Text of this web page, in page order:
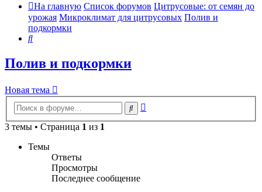
На главную Список форумов Цитрусовые: от семян до
урожая Микроклимат для цитрусовых Полив и
подкормки
Поиск
Полив и подкормки
Новая тема
Поиск
3 темы • Страница 1 из 1
Темы
Ответы
Просмотры
Последнее сообщение